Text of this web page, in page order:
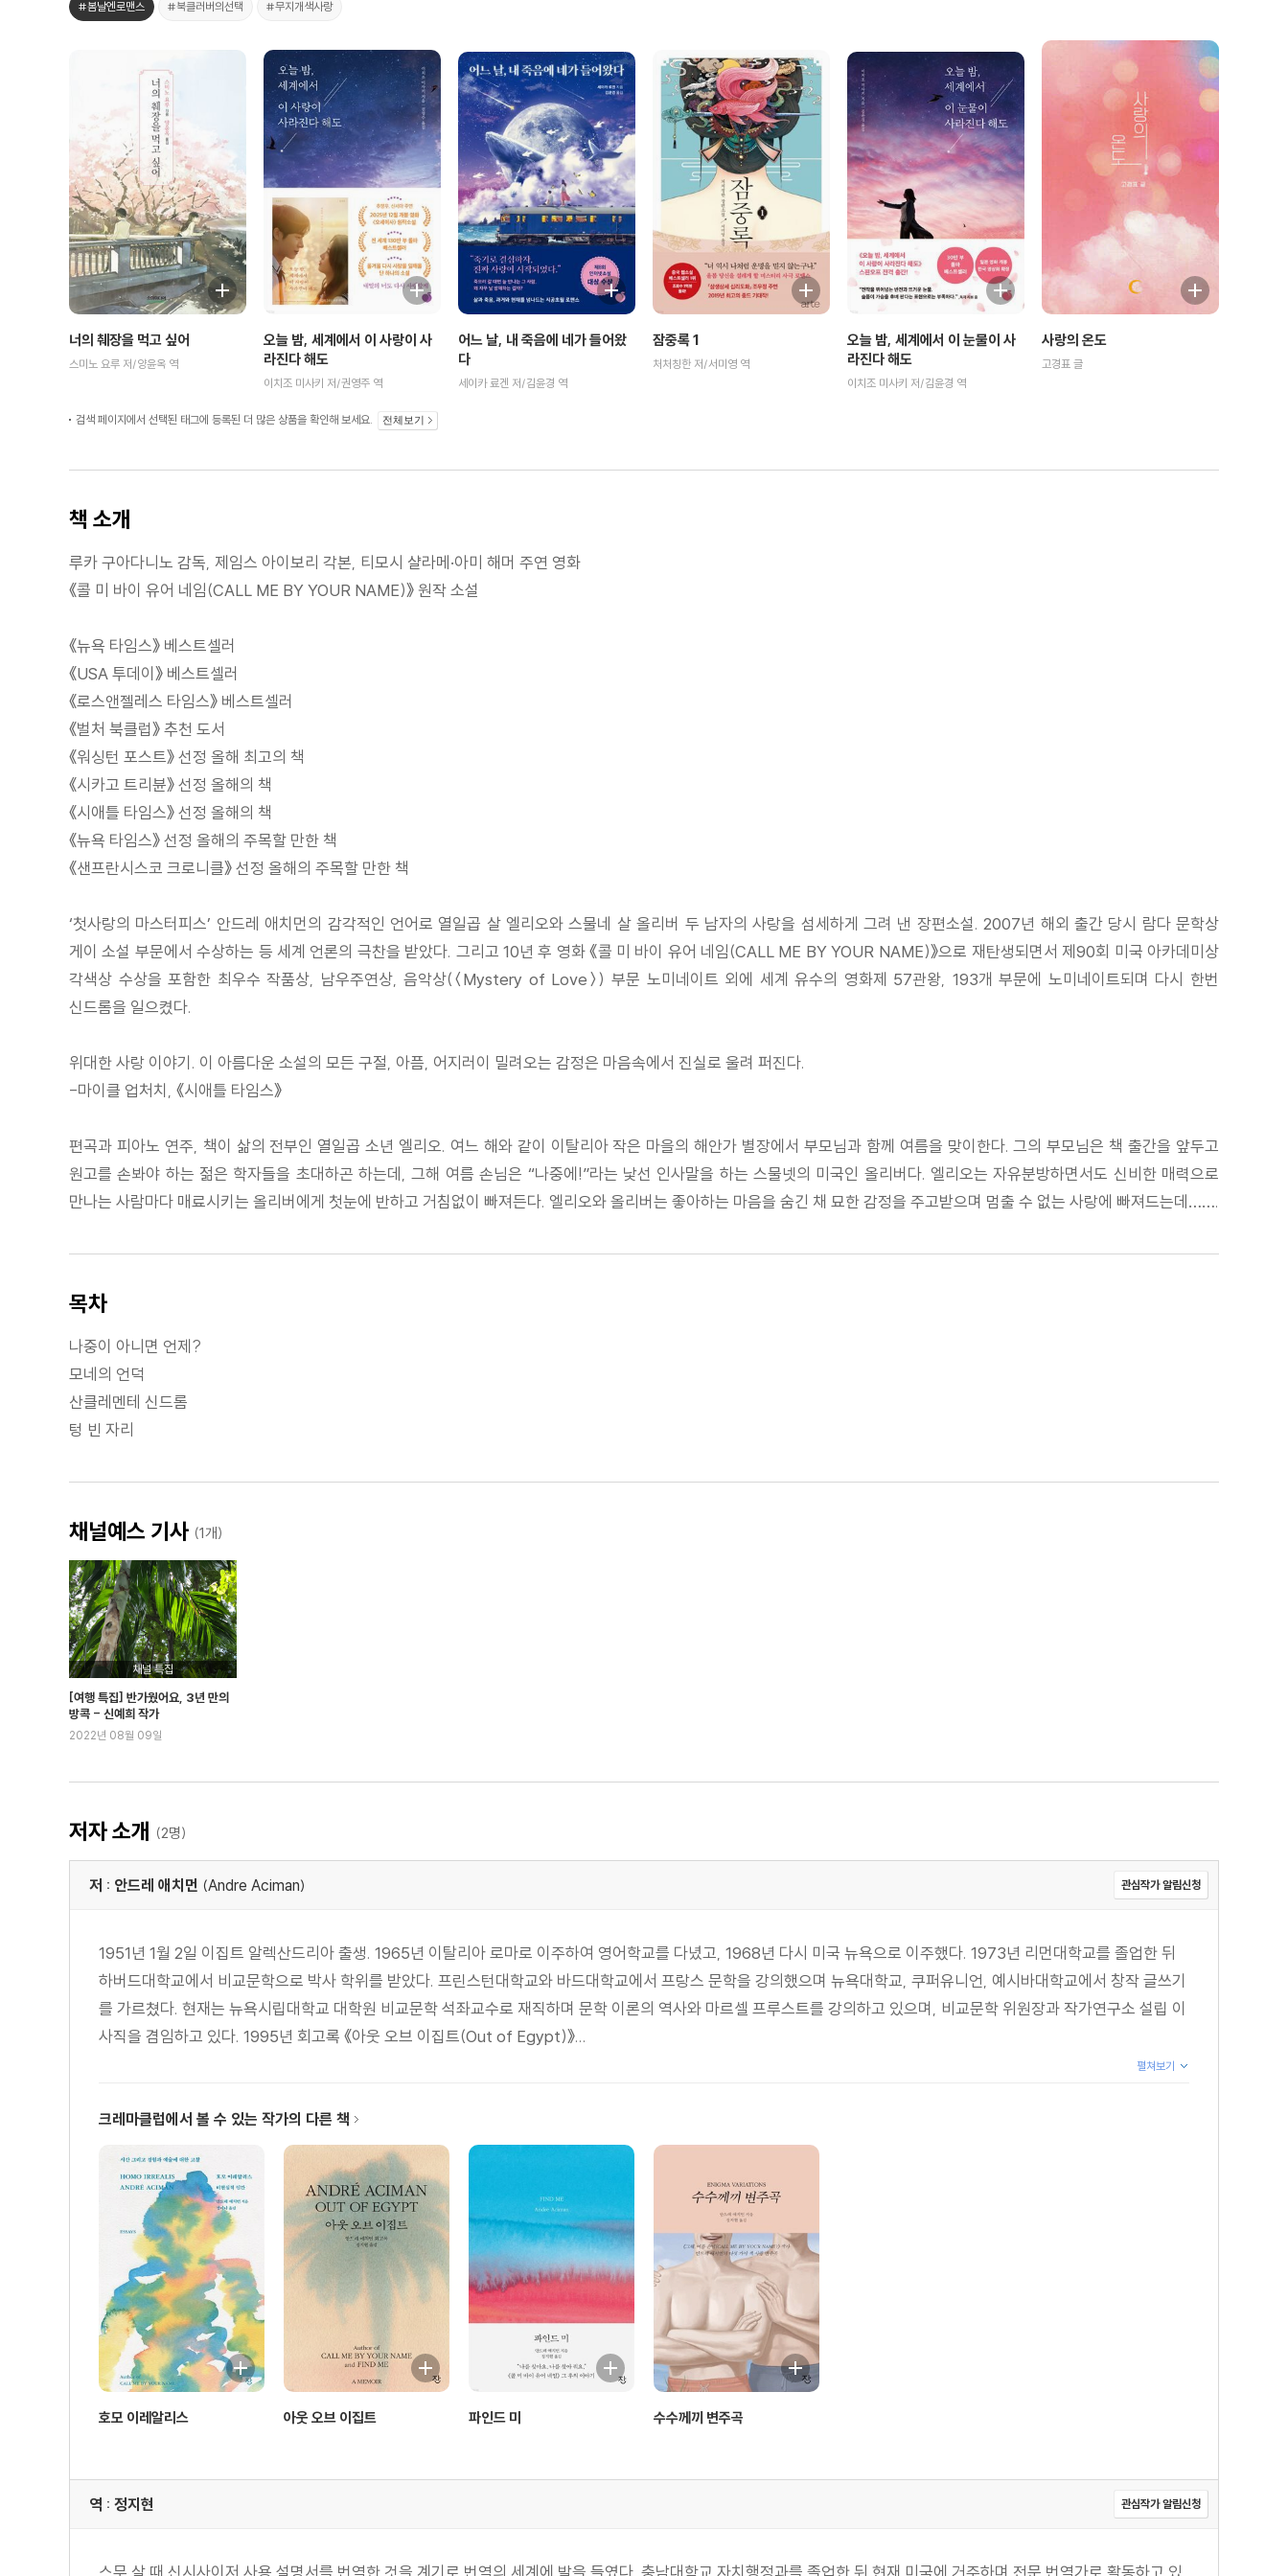
#봄날엔로맨스 #북클러버의선택 #무지개색사랑
너의 췌장을 먹고 싶어
스미노 요루 저/양윤옥 역
오늘 밤, 세계에서 이 사랑이 사
라진다 해도
이치조 미사키 저/권영주 역
어느 날, 내 죽음에 네가 들어왔
다
세이카 료겐 저/김윤경 역
잠중록 1
처처칭한 저/서미영 역
오늘 밤, 세계에서 이 눈물이 사
라진다 해도
이치조 미사키 저/김윤경 역
사랑의 온도
고경표 글
검색 페이지에서 선택된 태그에 등록된 더 많은 상품을 확인해 보세요. 전체보기
책 소개
루카 구아다니노 감독, 제임스 아이보리 각본, 티모시 샬라메·아미 해머 주연 영화
《콜 미 바이 유어 네임(CALL ME BY YOUR NAME)》 원작 소설
《뉴욕 타임스》 베스트셀러
《USA 투데이》 베스트셀러
《로스앤젤레스 타임스》 베스트셀러
《벌처 북클럽》 추천 도서
《워싱턴 포스트》 선정 올해 최고의 책
《시카고 트리뷴》 선정 올해의 책
《시애틀 타임스》 선정 올해의 책
《뉴욕 타임스》 선정 올해의 주목할 만한 책
《샌프란시스코 크로니클》 선정 올해의 주목할 만한 책
‘첫사랑의 마스터피스’ 안드레 애치먼의 감각적인 언어로 열일곱 살 엘리오와 스물네 살 올리버 두 남자의 사랑을 섬세하게 그려 낸 장편소설. 2007년 해외 출간 당시 람다 문학상
게이 소설 부문에서 수상하는 등 세계 언론의 극찬을 받았다. 그리고 10년 후 영화 《콜 미 바이 유어 네임(CALL ME BY YOUR NAME)》으로 재탄생되면서 제90회 미국 아카데미상
각색상 수상을 포함한 최우수 작품상, 남우주연상, 음악상(〈Mystery of Love〉) 부문 노미네이트 외에 세계 유수의 영화제 57관왕, 193개 부문에 노미네이트되며 다시 한번
신드롬을 일으켰다.
위대한 사랑 이야기. 이 아름다운 소설의 모든 구절, 아픔, 어지러이 밀려오는 감정은 마음속에서 진실로 울려 퍼진다.
-마이클 업처치, 《시애틀 타임스》
편곡과 피아노 연주, 책이 삶의 전부인 열일곱 소년 엘리오. 여느 해와 같이 이탈리아 작은 마을의 해안가 별장에서 부모님과 함께 여름을 맞이한다. 그의 부모님은 책 출간을 앞두고
원고를 손봐야 하는 젊은 학자들을 초대하곤 하는데, 그해 여름 손님은 “나중에!”라는 낯선 인사말을 하는 스물넷의 미국인 올리버다. 엘리오는 자유분방하면서도 신비한 매력으로
만나는 사람마다 매료시키는 올리버에게 첫눈에 반하고 거침없이 빠져든다. 엘리오와 올리버는 좋아하는 마음을 숨긴 채 묘한 감정을 주고받으며 멈출 수 없는 사랑에 빠져드는데…….
목차
나중이 아니면 언제?
모네의 언덕
산클레멘테 신드롬
텅 빈 자리
채널예스 기사 (1개)
채널 특집
[여행 특집] 반가웠어요, 3년 만의
방콕 - 신예희 작가
2022년 08월 09일
저자 소개 (2명)
저 : 안드레 애치먼 (Andre Aciman) 관심작가 알림신청
1951년 1월 2일 이집트 알렉산드리아 출생. 1965년 이탈리아 로마로 이주하여 영어학교를 다녔고, 1968년 다시 미국 뉴욕으로 이주했다. 1973년 리먼대학교를 졸업한 뒤
하버드대학교에서 비교문학으로 박사 학위를 받았다. 프린스턴대학교와 바드대학교에서 프랑스 문학을 강의했으며 뉴욕대학교, 쿠퍼유니언, 예시바대학교에서 창작 글쓰기
를 가르쳤다. 현재는 뉴욕시립대학교 대학원 비교문학 석좌교수로 재직하며 문학 이론의 역사와 마르셀 프루스트를 강의하고 있으며, 비교문학 위원장과 작가연구소 설립 이
사직을 겸임하고 있다. 1995년 회고록 《아웃 오브 이집트(Out of Egypt)》...
펼쳐보기
크레마클럽에서 볼 수 있는 작가의 다른 책
호모 이레알리스 아웃 오브 이집트 파인드 미 수수께끼 변주곡
역 : 정지현 관심작가 알림신청
스무 살 때 신시사이저 사용 설명서를 번역한 것을 계기로 번역의 세계에 발을 들였다. 충남대학교 자치행정과를 졸업한 뒤 현재 미국에 거주하며 전문 번역가로 활동하고 있